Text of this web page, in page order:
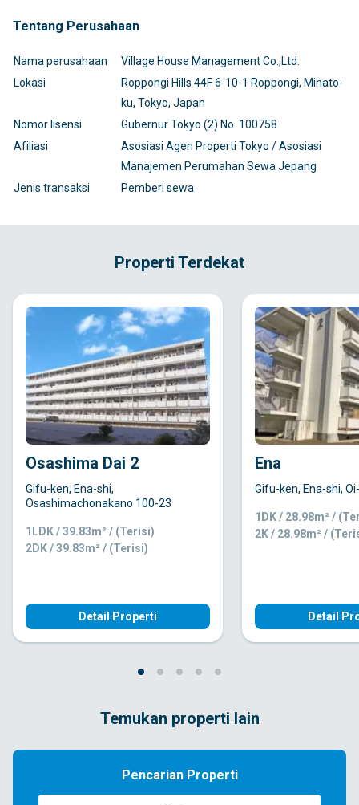
Tentang Perusahaan
Nama perusahaan
Village House Management Co.,Ltd.
Lokasi
Roppongi Hills 44F 6-10-1 Roppongi, Minato-
ku, Tokyo, Japan
Nomor lisensi
Gubernur Tokyo (2) No. 100758
Afiliasi
Asosiasi Agen Properti Tokyo / Asosiasi
Manajemen Perumahan Sewa Jepang
Jenis transaksi
Pemberi sewa
Properti Terdekat
Osashima Dai 2
Gifu-ken, Ena-shi,
Osashimachonakano 100-23
1LDK / 39.83m² / (Terisi)
2DK / 39.83m² / (Terisi)
Detail Properti
Ena
Gifu-ken, Ena-shi,
1DK / 28.98m² /
2K / 28.98m² /
Detail
Temukan properti lain
Pencarian Properti